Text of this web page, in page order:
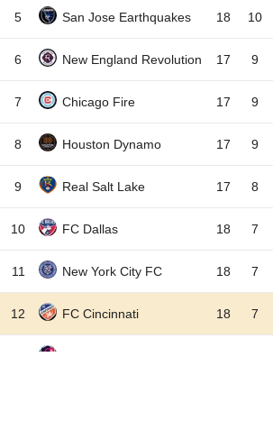
5 San Jose Earthquakes 18 10
6 New England Revolution 17 9
7 Chicago Fire 17 9
8 Houston Dynamo 17 9
9 Real Salt Lake 17 8
10 FC Dallas 18 7
11 New York City FC 18 7
12 FC Cincinnati 18 7